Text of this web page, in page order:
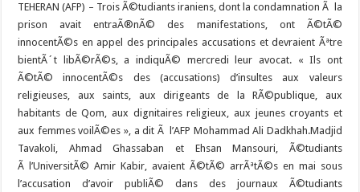
TEHERAN (AFP) – Trois Ã©tudiants iraniens, dont la condamnation Ã la
prison avait entraÃ®nÃ© des manifestations, ont Ã©tÃ©
innocentÃ©s en appel des principales accusations et devraient Ãªtre
bientÃ´t libÃ©rÃ©s, a indiquÃ© mercredi leur avocat. « Ils ont
Ã©tÃ© innocentÃ©s des (accusations) d’insultes aux valeurs
religieuses, aux saints, aux dirigeants de la RÃ©publique, aux
habitants de Qom, aux dignitaires religieux, aux jeunes croyants et
aux femmes voilÃ©es », a dit Ã l’AFP Mohammad Ali Dadkhah.Madjid
Tavakoli, Ahmad Ghassaban et Ehsan Mansouri, Ã©tudiants
Ã l’UniversitÃ© Amir Kabir, avaient Ã©tÃ© arrÃªtÃ©s en mai sous
l’accusation d’avoir publiÃ© dans des journaux Ã©tudiants